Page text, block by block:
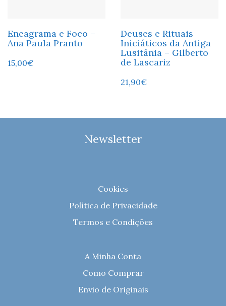
Eneagrama e Foco –
Ana Paula Pranto
15,00€
Deuses e Rituais
Iniciáticos da Antiga
Lusitânia – Gilberto
de Lascariz
21,90€
Newsletter
Cookies
Política de Privacidade
Termos e Condições
A Minha Conta
Como Comprar
Envio de Originais